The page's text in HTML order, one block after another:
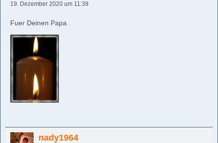
19. Dezember 2020 um 11:39
Fuer Deinen Papa
nady1964